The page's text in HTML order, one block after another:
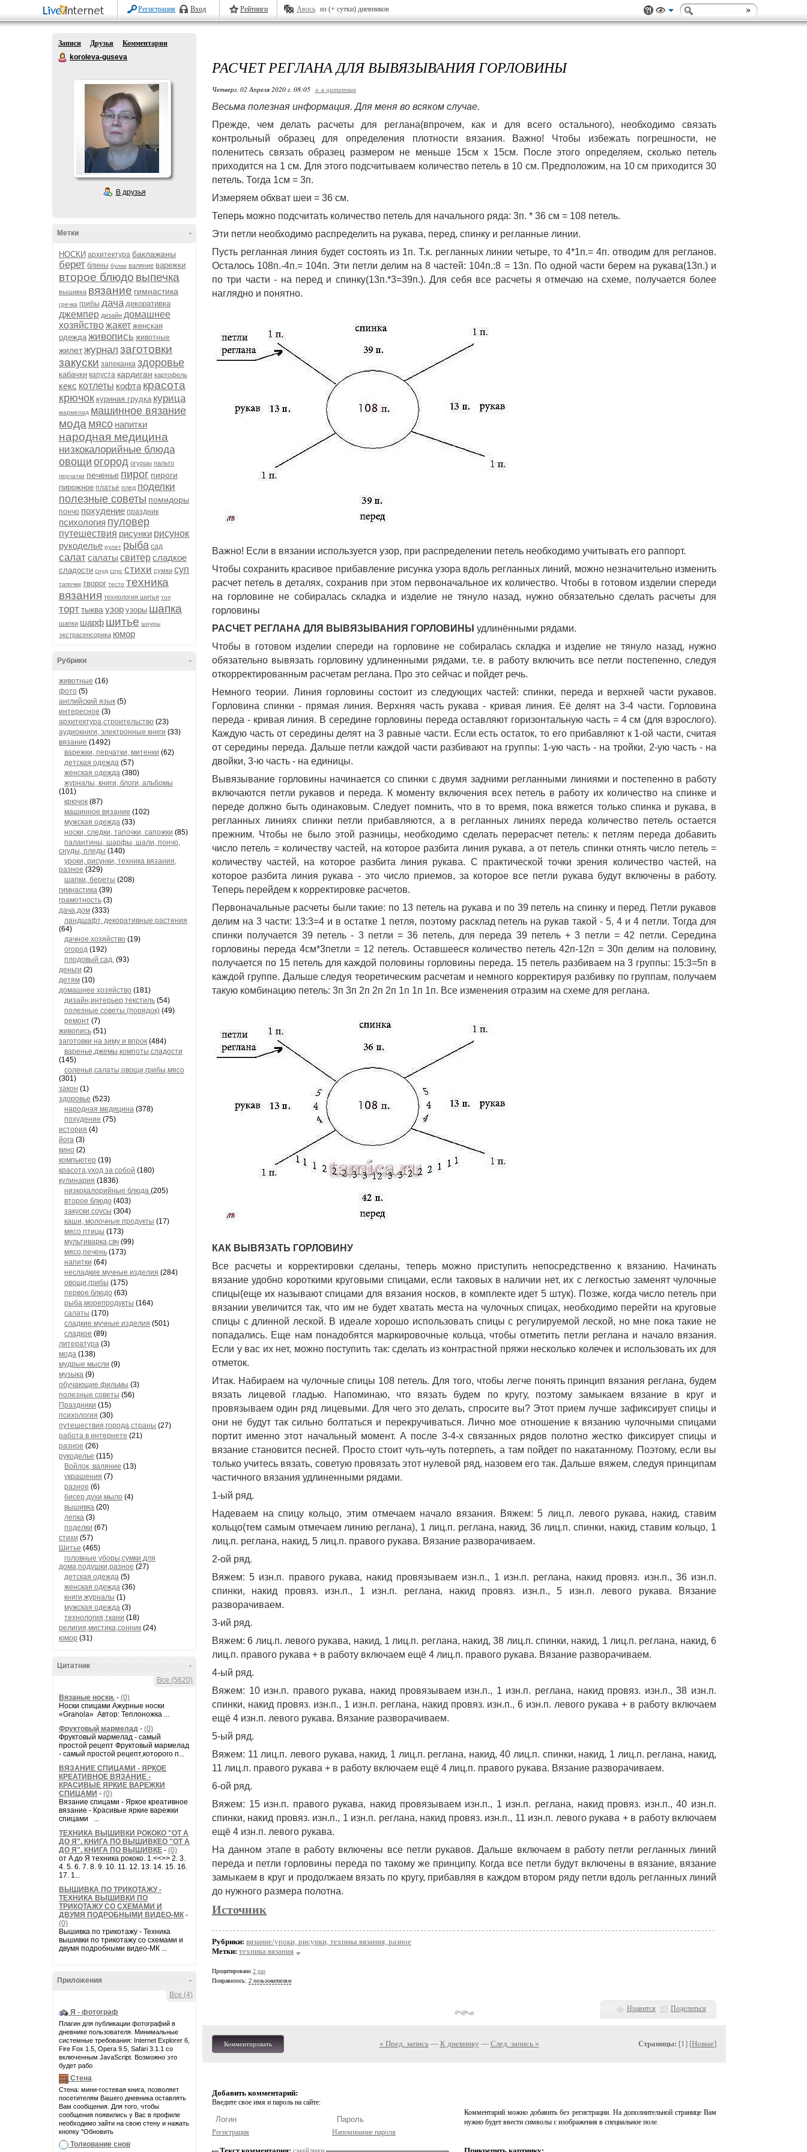
Регистрация Вход Рейтинги Авось из (+ сутки) дневников
Записи Друзья
Комментарии
koroleva-guseva
В друзья
-
Метки
НОСКИ архитектура баклажаны
берет блины булки валяние варежки
второе блюдо выпечка
вышивка вязание гимнастика
гречка грибы дача декоративка
джемпер дизайн домашнее
хозяйствожакет женская
одежда живопись животные
жилетжурнал заготовки
закуски запеканка здоровье
кабачки капуста кардиган картофель
кекс котлеты кофта красота
крючок куриная грудка курица
мармелад машинное вязание
мода мясо напитки
народная медицина
низкокалорийные блюда
овощи огород огурцы пальто
перчатки печенье пирог пироги
пирожное платье плед поделки
полезные советы помидоры
пончо похудение праздник
психология пуловер
путешествия рисунки рисунок
рукоделье рулет рыба сад
салатсалаты свитерсладкое
сладости снуд соус стихи сумки суп
тапочки творог тесто техника
вязания технология шитья топ
торттыква узор узоры шапка
шапки шарф шитье шнуры
экстрасенсорика юмор
-
Рубрики
животные (16)
фото (5)
английский язык (5)
интересное (3)
архитектура,строительство (23)
аудиокниги, электронные книги (33)
вязание (1492)
варежки, перчатки, митенки (62)
детская одежда (57)
женская одежда (380)
журналы, книги, блоги, альбомы
(101)
крючок (87)
машинное вязание (102)
мужская одежда (33)
носки, следки, тапочки, сапожки (85)
палантины, шарфы, шали, пончо,
снуды, пледы (140)
уроки, рисунки, техника вязания,
разное (329)
шапки, береты (208)
гимнастика (39)
грамотность (3)
дача,дом (333)
ландшафт, декоративные растения
(64)
дачное хозяйство (19)
огород (192)
плодовый сад, (93)
деньги (2)
детям (10)
домашнее хозяйство (181)
дизайн,интерьер,текстиль (54)
полезные советы (порядок) (49)
ремонт (7)
живопись (51)
заготовки на зиму и впрок (484)
варенье,джемы,компоты,сладости
(145)
соленья,салаты,овощи,грибы,мясо
(301)
закон (1)
здоровье (523)
народная медицина (378)
похудение (75)
история (4)
йога (3)
кино (2)
компьютер (19)
красота,уход за собой (180)
кулинария (1836)
низкокалорийные блюда (205)
второе блюдо (403)
закуски,соусы (304)
каши, молочные продукты (17)
мясо птицы (173)
мультиварка,свч (99)
мясо,печень (173)
напитки (64)
несладкие мучные изделия (284)
овощи,грибы (175)
первое блюдо (63)
рыба,морепродукты (164)
салаты (170)
сладкие мучные изделия (501)
сладкое (89)
литература (3)
мода (138)
мудрые мысли (9)
музыка (9)
обучающие фильмы (3)
полезные советы (56)
Праздники (15)
психология (30)
путешествия,города,страны (27)
работа в интернете (21)
разное (26)
рукоделье (115)
Войлок, валяние (13)
украшения (7)
разное (6)
бисер,духи,мыло (4)
вышивка (20)
лепка (3)
поделки (67)
стихи (57)
Шитье (465)
головные уборы,сумки,для
дома,подушки,разное (27)
детская одежда (5)
женская одежда (36)
книги,журналы (1)
мужская одежда (3)
технология,ткани (18)
религия,мистика,сонник (24)
юмор (31)
-
Цитатник
Все (5620)
Вязаные носки. - (0)
Носки спицами Ажурные носки
«Granola» Автор: Теплоножка ...
Фруктовый мармелад - (0)
Фруктовый мармелад - самый
простой рецепт Фруктовый мармелад
- самый простой рецепт,которого п...
ВЯЗАНИЕ СПИЦАМИ - ЯРКОЕ
КРЕАТИВНОЕ ВЯЗАНИЕ -
КРАСИВЫЕ ЯРКИЕ ВАРЕЖКИ
СПИЦАМИ - (0)
Вязание спицами - Яркое креативное
вязание - Красивые яркие варежки
спицами ...
ТЕХНИКА ВЫШИВКИ РОКОКО "ОТ А
ДО Я". КНИГА ПО ВЫШИВКЕО "ОТ А
ДО Я". КНИГА ПО ВЫШИВКЕ - (0)
от A до Я техника рококо. 1.<<>> 2. 3.
4. 5. 6. 7. 8. 9. 10. 11. 12. 13. 14. 15. 16.
17. 1...
ВЫШИВКА ПО ТРИКОТАЖУ -
ТЕХНИКА ВЫШИВКИ ПО
ТРИКОТАЖУ СО СХЕМАМИ И
ДВУМЯ ПОДРОБНЫМИ ВИДЕО-МК -
(0)
Вышивка по трикотажу - Техника
вышивки по трикотажу со схемами и
двумя подробными видео-МК ...
-
Приложения
Все (4)
Я - фотограф
Плагин для публикации фотографий в
дневнике пользователя. Минимальные
системные требования: Internet Explorer 6,
Fire Fox 1.5, Opera 9.5, Safari 3.1.1 со
включенным JavaScript. Возможно это
будет рабо
Стена
Стена: мини-гостевая книга, позволяет
посетителям Вашего дневника оставлять
Вам сообщения. Для того, чтобы
сообщения появились у Вас в профиле
необходимо зайти на свою стену и нажать
кнопку "Обновить
Толкование снов
РАСЧЕТ РЕГЛАНА ДЛЯ ВЫВЯЗЫВАНИЯ ГОРЛОВИНЫ
Четверг, 02 Апреля 2020 г. 08:05 + в цитатник
Весьма полезная информация. Для меня во всяком случае.
Прежде, чем делать расчеты для реглана(впрочем, как и для всего остального), необходимо связать
контрольный образец для определения плотности вязания. Важно! Чтобы избежать погрешности, не
поленитесь связать образец размером не меньше 15см х 15см. После этого определяем, сколько петель
приходится на 1 см. Для этого подсчитываем количество петель в 10 см. Предположим, на 10 см приходится 30
петель. Тогда 1см = 3п.
Измеряем обхват шеи = 36 см.
Теперь можно подсчитать количество петель для начального ряда: 3п. * 36 см = 108 петель.
Эти петли необходимо распределить на рукава, перед, спинку и регланные линии.
Пусть регланная линия будет состоять из 1п. Т.к. регланных линии четыре, то 4*1п.= 4п. отводим для регланов.
Осталось 108п.-4п.= 104п. Эти петли делим на 8 частей: 104п.:8 = 13п. По одной части берем на рукава(13п.) и
по три части - на перед и спинку(13п.*3=39п.). Для себя все расчеты я отмечаю на схеме, получается более
наглядно и понятно.
Важно! Если в вязании используется узор, при распределении петель необходимо учитывать его раппорт.
Чтобы сохранить красивое прибавление рисунка узора вдоль регланных линий, можно незначительно изменить
расчет петель в деталях, сохранив при этом первоначальное их количество. Чтобы в готовом изделии спереди
на горловине не собиралась складка и изделие не тянуло назад, нужно обязательно сделать расчеты для
горловины
РАСЧЕТ РЕГЛАНА ДЛЯ ВЫВЯЗЫВАНИЯ ГОРЛОВИНЫ удлинёнными рядами.
Чтобы в готовом изделии спереди на горловине не собиралась складка и изделие не тянуло назад, нужно
обязательно вывязать горловину удлиненными рядами, т.е. в работу включить все петли постепенно, следуя
откорректированным расчетам реглана. Про это сейчас и пойдет речь.
Немного теории. Линия горловины состоит из следующих частей: спинки, переда и верхней части рукавов.
Горловина спинки - прямая линия. Верхняя часть рукава - кривая линия. Её делят на 3-4 части. Горловина
переда - кривая линия. В середине горловины переда оставляют горизонтальную часть = 4 см (для взрослого).
Каждую часть от середины делят на 3 равные части. Если есть остаток, то его прибавляют к 1-ой части, считая
от середины переда. Дальше петли каждой части разбивают на группы: 1-ую часть - на тройки, 2-ую часть - на
двойки, 3-ю часть - на единицы.
Вывязывание горловины начинается со спинки с двумя задними регланными линиями и постепенно в работу
включаются петли рукавов и переда. К моменту включения всех петель в работу их количество на спинке и
переде должно быть одинаковым. Следует помнить, что в то время, пока вяжется только спинка и рукава, в
регланных линиях спинки петли прибавляются, а в регланных линиях переда количество петель остается
прежним. Чтобы не было этой разницы, необходимо сделать перерасчет петель: к петлям переда добавить
число петель = количеству частей, на которое разбита линия рукава, а от петель спинки отнять число петель =
количеству частей, на которое разбита линия рукава. С практической точки зрения количество частей, на
которое разбита линия рукава - это число приемов, за которое все петли рукава будут включены в работу.
Теперь перейдем к корректировке расчетов.
Первоначальные расчеты были такие: по 13 петель на рукава и по 39 петель на спинку и перед. Петли рукавов
делим на 3 части: 13:3=4 и в остатке 1 петля, поэтому расклад петель на рукав такой - 5, 4 и 4 петли. Тогда для
спинки получается 39 петель - 3 петли = 36 петель, для переда 39 петель + 3 петли = 42 петли. Середина
горловины переда 4см*3петли = 12 петель. Оставшееся количество петель 42п-12п = 30п делим на половину,
получается по 15 петель для каждой половины горловины переда. 15 петель разбиваем на 3 группы: 15:3=5п в
каждой группе. Дальше следуя теоретическим расчетам и немного корректируя разбивку по группам, получаем
такую комбинацию петель: 3п 3п 2п 2п 2п 1п 1п 1п. Все изменения отразим на схеме для реглана.
КАК ВЫВЯЗАТЬ ГОРЛОВИНУ
Все расчеты и корректировки сделаны, теперь можно приступить непосредственно к вязанию. Начинать
вязание удобно короткими круговыми спицами, если таковых в наличии нет, их с легкостью заменят чулочные
спицы(еще их называют спицами для вязания носков, в комплекте идет 5 штук). Позже, когда число петель при
вязании увеличится так, что им не будет хватать места на чулочных спицах, необходимо перейти на круговые
спицы с длинной леской. В идеале хорошо использовать спицы с регулируемой леской, но мне пока такие не
попадались. Еще нам понадобятся маркировочные кольца, чтобы отметить петли реглана и начало вязания.
Если у вас их нет, можно поступить так: сделать из контрастной пряжи несколько колечек и использовать их для
отметок.
Итак. Набираем на чулочные спицы 108 петель. Для того, чтобы легче понять принцип вязания реглана, будем
вязать лицевой гладью. Напоминаю, что вязать будем по кругу, поэтому замыкаем вязание в круг и
провязываем один ряд лицевыми. Для чего это делать, спросите вы? Этот прием лучше зафиксирует спицы и
они не будут так сильно болтаться и перекручиваться. Лично мое отношение к вязанию чулочными спицами
портит именно этот начальный момент. А после 3-4-х связанных рядов полотно жестко фиксирует спицы и
вязание становится песней. Просто стоит чуть-чуть потерпеть, а там пойдет по накатанному. Поэтому, если вы
только учитесь вязать, советую провязать этот нулевой ряд, назовем его так. Дальше вяжем, следуя принципам
частичного вязания удлиненными рядами.
1-ый ряд.
Надеваем на спицу кольцо, этим отмечаем начало вязания. Вяжем: 5 лиц.п. левого рукава, накид, ставим
кольцо(тем самым отмечаем линию реглана), 1 лиц.п. реглана, накид, 36 лиц.п. спинки, накид, ставим кольцо, 1
лиц.п. реглана, накид, 5 лиц.п. правого рукава. Вязание разворачиваем.
2-ой ряд.
Вяжем: 5 изн.п. правого рукава, накид провязываем изн.п., 1 изн.п. реглана, накид провяз. изн.п., 36 изн.п.
спинки, накид провяз. изн.п., 1 изн.п. реглана, накид провяз. изн.п., 5 изн.п. левого рукава. Вязание
разворачиваем.
3-ий ряд.
Вяжем: 6 лиц.п. левого рукава, накид, 1 лиц.п. реглана, накид, 38 лиц.п. спинки, накид, 1 лиц.п. реглана, накид, 6
лиц.п. правого рукава + в работу включаем ещё 4 лиц.п. правого рукава. Вязание разворачиваем.
4-ый ряд.
Вяжем: 10 изн.п. правого рукава, накид провязываем изн.п., 1 изн.п. реглана, накид провяз. изн.п., 38 изн.п.
спинки, накид провяз. изн.п., 1 изн.п. реглана, накид провяз. изн.п., 6 изн.п. левого рукава + в работу включаем
ещё 4 изн.п. левого рукава. Вязание разворачиваем.
5-ый ряд.
Вяжем: 11 лиц.п. левого рукава, накид, 1 лиц.п. реглана, накид, 40 лиц.п. спинки, накид, 1 лиц.п. реглана, накид,
11 лиц.п. правого рукава + в работу включаем ещё 4 лиц.п. правого рукава. Вязание разворачиваем.
6-ой ряд.
Вяжем: 15 изн.п. правого рукава, накид провязываем изн.п., 1 изн.п. реглана, накид провяз. изн.п., 40 изн.п.
спинки, накид провяз. изн.п., 1 изн.п. реглана, накид провяз. изн.п., 11 изн.п. левого рукава + в работу включаем
ещё 4 изн.п. левого рукава.
На данном этапе в работу включены все петли рукавов. Дальше включаем в работу петли регланных линий
переда и петли горловины переда по такому же принципу. Когда все петли будут включены в вязание, вязание
замыкаем в круг и продолжаем вязать по кругу, прибавляя в каждом втором ряду петли вдоль регланных линий
до нужного размера полотна.
Источник
Рубрики: вязание/уроки, рисунки, техника вязания, разное
Метки: техника вязания
Процитировано 2 раз
Понравилось: 2 пользователям
Нравится Поделиться
Комментировать « Пред. запись— К дневнику — След. запись » Страницы: [1] [Новые]
Добавить комментарий:
Введите свое имя и пароль на сайте:
Регистрация Напоминание пароля
Комментарий можно добавить без регистрации. На дополнительной странице Вам
нужно будет ввести символы с изображения в специальное поле.